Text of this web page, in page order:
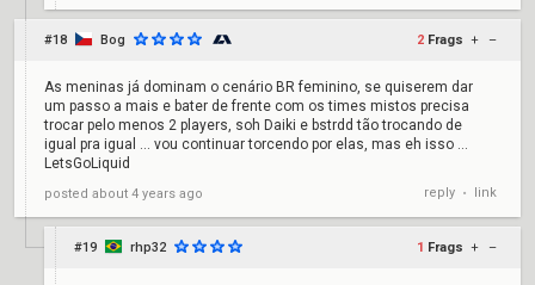
#18 Bog 2 Frags + –
As meninas já dominam o cenário BR feminino, se quiserem dar
um passo a mais e bater de frente com os times mistos precisa
trocar pelo menos 2 players, soh Daiki e bstrdd tão trocando de
igual pra igual … vou continuar torcendo por elas, mas eh isso …
LetsGoLiquid
posted about 4 years ago reply • link
#19 rhp32 1 Frags + –